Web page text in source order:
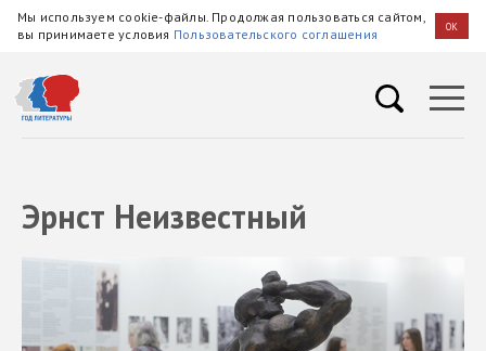
Мы используем cookie-файлы. Продолжая пользоваться сайтом,
вы принимаете условия Пользовательского соглашения OK
Эрнст Неизвестный